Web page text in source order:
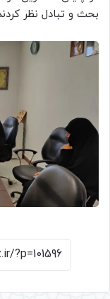
بحث و تبادل نظر